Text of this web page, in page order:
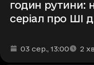
годин рутини:
серіал про ШІ
Дата та час публікації
03 сер., 13:00
Час читання: 2 хв